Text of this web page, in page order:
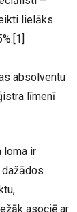
lielāks
[1]
absolventu
līmenī
loma ir
asociē ar